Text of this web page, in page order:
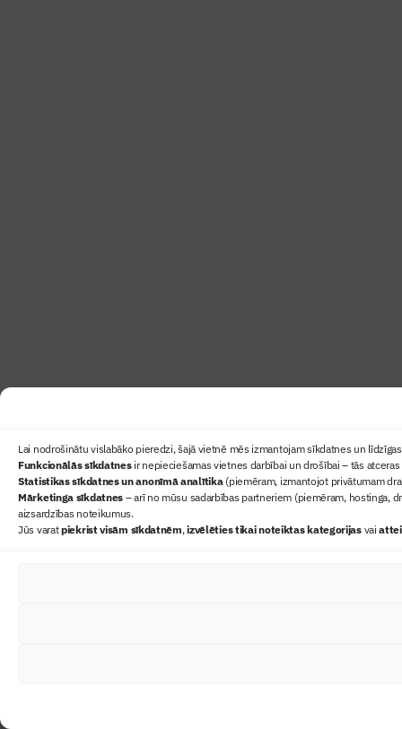
Lai nodrošinātu vislabāko pieredzi, šajā vietnē mēs izmantojam sīkdatnes un
Funkcionālās sīkdatnesir nepieciešamas vietnes darbībai un drošībai – tās
Statistikas sīkdatnes un anonīmā analītika(piemēram, izmantojot privātumam
Mārketinga sīkdatnes – arī no mūsu sadarbības partneriem (piemēram, hostinga,
aizsardzības noteikumus.
Jūs varatpiekrist visām sīkdatnēm,izvēlēties tikai noteiktas kategorijasvai